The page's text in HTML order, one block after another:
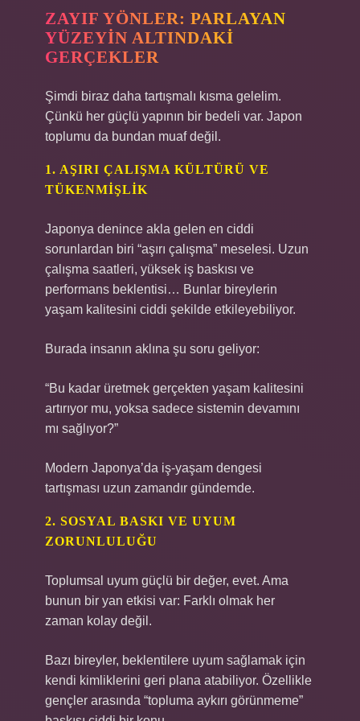
ZAYIF YÖNLER: PARLAYAN
YÜZEYIN ALTINDAKI
GERÇEKLER
Şimdi biraz daha tartışmalı kısma gelelim.
Çünkü her güçlü yapının bir bedeli var. Japon
toplumu da bundan muaf değil.
1. AŞIRI ÇALIŞMA KÜLTÜRÜ VE
TÜKENMIŞLIK
Japonya denince akla gelen en ciddi
sorunlardan biri “aşırı çalışma” meselesi. Uzun
çalışma saatleri, yüksek iş baskısı ve
performans beklentisi… Bunlar bireylerin
yaşam kalitesini ciddi şekilde etkileyebiliyor.
Burada insanın aklına şu soru geliyor:
“Bu kadar üretmek gerçekten yaşam kalitesini
artırıyor mu, yoksa sadece sistemin devamını
mı sağlıyor?”
Modern Japonya’da iş-yaşam dengesi
tartışması uzun zamandır gündemde.
2. SOSYAL BASKI VE UYUM
ZORUNLULUĞU
Toplumsal uyum güçlü bir değer, evet. Ama
bunun bir yan etkisi var: Farklı olmak her
zaman kolay değil.
Bazı bireyler, beklentilere uyum sağlamak için
kendi kimliklerini geri plana atabiliyor. Özellikle
gençler arasında “topluma aykırı görünmeme”